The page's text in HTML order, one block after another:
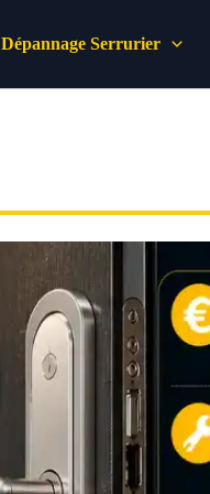
Dépannage Serrurier